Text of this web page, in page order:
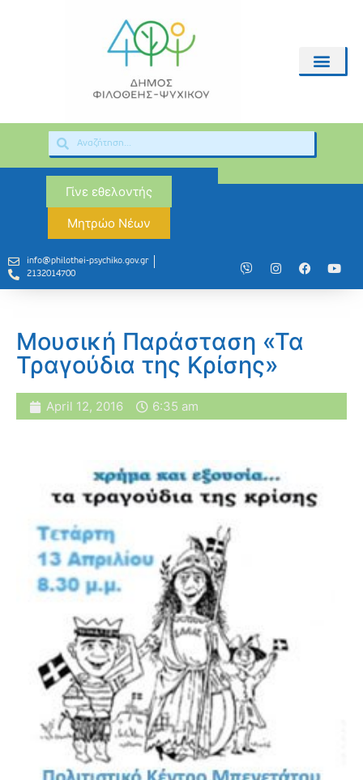
Γίνε εθελοντής
Μητρώο Νέων
info@philothei-psychiko.gov.gr
2132014700
Μουσική Παράσταση «Τα
Τραγούδια της Κρίσης»
April 12, 2016 6:35 am